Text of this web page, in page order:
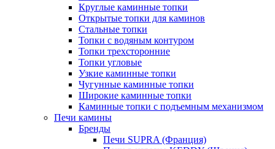
Круглые каминные топки
Открытые топки для каминов
Стальные топки
Топки с водяным контуром
Топки трехсторонние
Топки угловые
Узкие каминные топки
Чугунные каминные топки
Широкие каминные топки
Каминные топки с подъемным механизмом
Печи камины
Бренды
Печи SUPRA (Франция)